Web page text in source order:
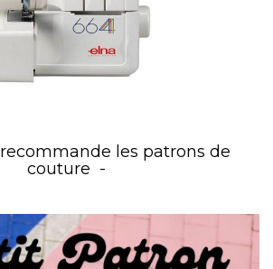
les patrons de
couture